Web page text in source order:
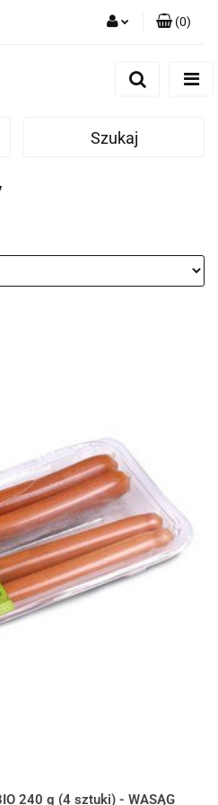
(0)
Szukaj
240 g (4 sztuki) - WASĄG